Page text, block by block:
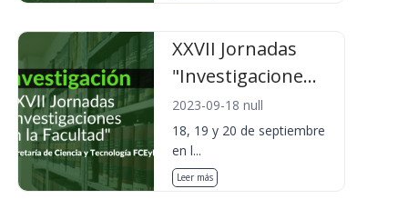
XXVII Jornadas
"Investigacione...
2023-09-18 null
18, 19 y 20 de septiembre
en l...
Leer más